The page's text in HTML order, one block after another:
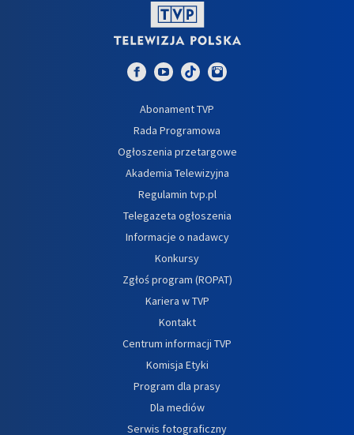
Abonament TVP
Rada Programowa
Ogłoszenia przetargowe
Akademia Telewizyjna
Regulamin tvp.pl
Telegazeta ogłoszenia
Informacje o nadawcy
Konkursy
Zgłoś program (ROPAT)
Kariera w TVP
Kontakt
Centrum informacji TVP
Komisja Etyki
Program dla prasy
Dla mediów
Serwis fotograficzny